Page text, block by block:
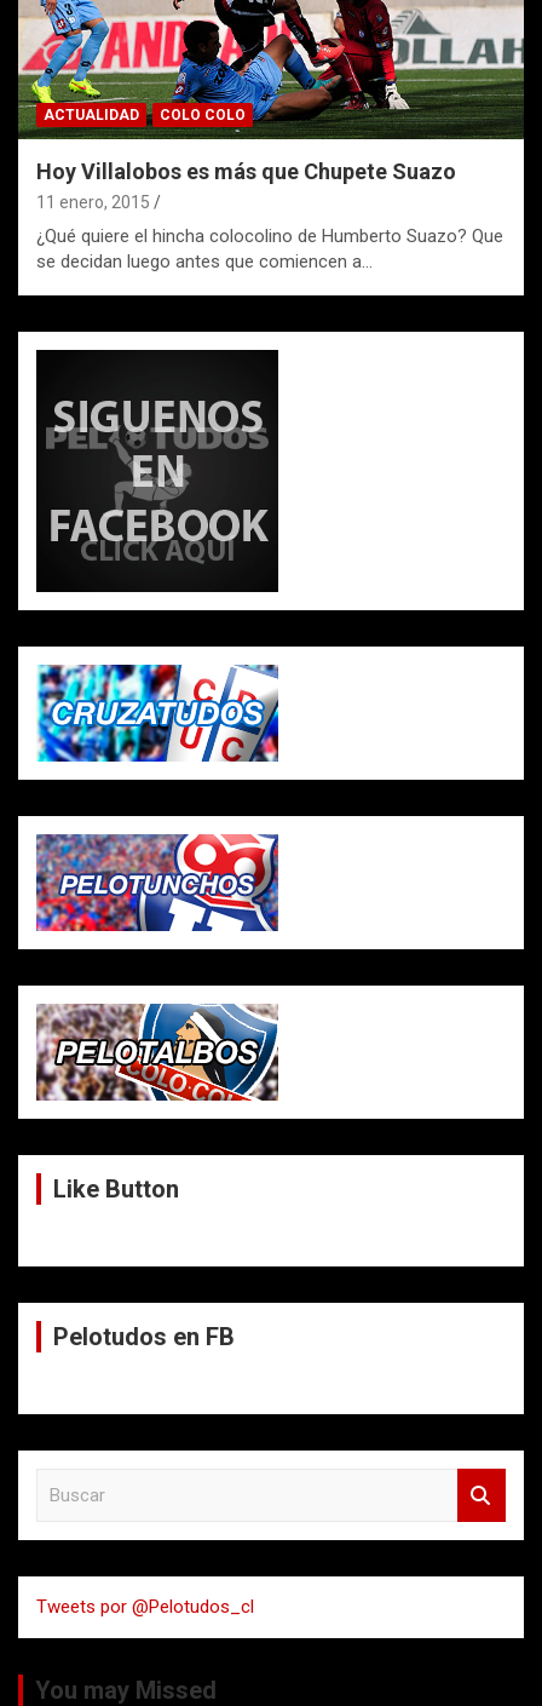
ACTUALIDAD COLO COLO
Hoy Villalobos es más que Chupete Suazo
11 enero, 2015
¿Qué quiere el hincha colocolino de Humberto Suazo? Que
se decidan luego antes que comiencen a…
Like Button
Pelotudos en FB
a
r
Tweets por @Pelotudos_cl
You may Missed